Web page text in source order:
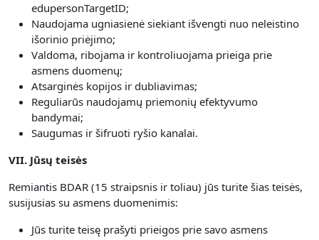
edupersonTargetID;
Naudojama ugniasienė siekiant išvengti nuo neleistino
išorinio priėjimo;
Valdoma, ribojama ir kontroliuojama prieiga prie
asmens duomenų;
Atsarginės kopijos ir dubliavimas;
Reguliarūs naudojamų priemonių efektyvumo
bandymai;
Saugumas ir šifruoti ryšio kanalai.
VII. Jūsų teisės
Remiantis BDAR (15 straipsnis ir toliau) jūs turite šias teisės,
susijusias su asmens duomenimis:
Jūs turite teisę prašyti prieigos prie savo asmens